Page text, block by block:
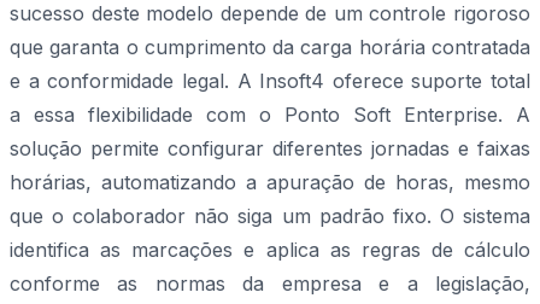
sucesso deste modelo depende de um controle rigoroso
que garanta o cumprimento da carga horária contratada
e a conformidade legal. A Insoft4 oferece suporte total
a essa flexibilidade com o Ponto Soft Enterprise. A
solução permite configurar diferentes jornadas e faixas
horárias, automatizando a apuração de horas, mesmo
que o colaborador não siga um padrão fixo. O sistema
identifica as marcações e aplica as regras de cálculo
conforme as normas da empresa e a legislação,